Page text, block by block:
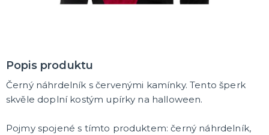
Popis produktu
Černý náhrdelník s červenými kamínky. Tento šperk
skvěle doplní kostým upírky na halloween.
Pojmy spojené s tímto produktem: černý náhrdelník,